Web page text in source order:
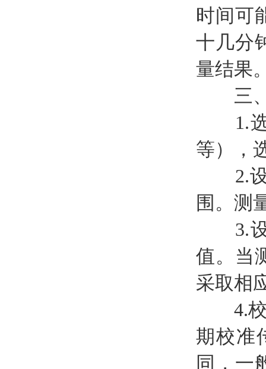
时间可
十几分
量结果
三、
1.选
等），
2.设
围。测
3.设
值。当
采取相
4.校
期校准
同，一